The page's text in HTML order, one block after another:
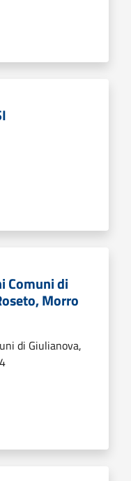
Comuni di
Morro
di Giulianova,